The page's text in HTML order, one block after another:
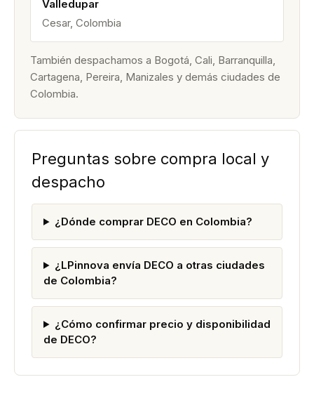
Valledupar
Cesar, Colombia
También despachamos a Bogotá, Cali, Barranquilla,
Cartagena, Pereira, Manizales y demás ciudades de
Colombia.
Preguntas sobre compra local y
despacho
¿Dónde comprar DECO en Colombia?
¿LPinnova envía DECO a otras ciudades
de Colombia?
¿Cómo confirmar precio y disponibilidad
de DECO?